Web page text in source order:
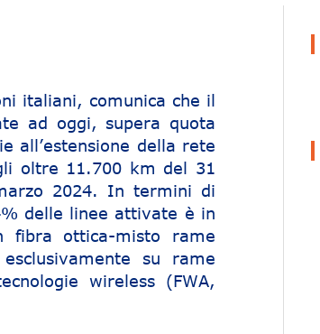
italiani, comunica che il
ad oggi, supera quota
all’estensione della rete
oltre 11.700 km del 31
2024. In termini di
delle linee attivate è in
fibra ottica-misto rame
su rame
wireless (FWA,